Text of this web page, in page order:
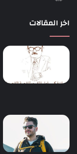
اخر المقالات